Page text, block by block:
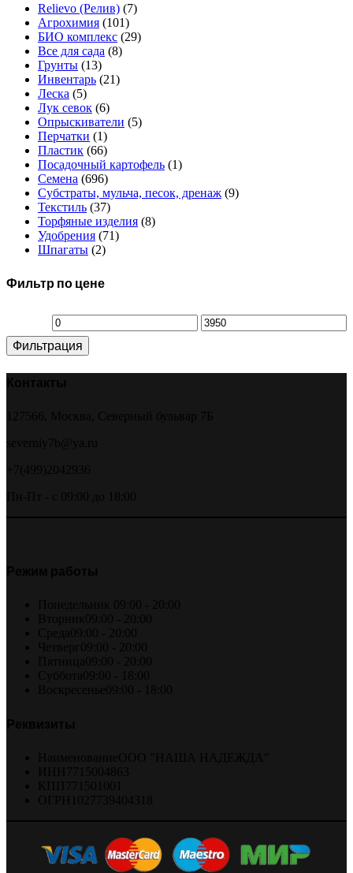
Relievo (Релив) (7)
Агрохимия (101)
БИО комплекс (29)
Все для сада (8)
Грунты (13)
Инвентарь (21)
Леска (5)
Лук севок (6)
Опрыскиватели (5)
Перчатки (1)
Пластик (66)
Посадочный картофель (1)
Семена (696)
Субстраты, мульча, песок, дренаж (9)
Текстиль (37)
Торфяные изделия (8)
Удобрения (71)
Шпагаты (2)
Фильтр по цене
Минимальная
цена
Максимальная
Фильтрация